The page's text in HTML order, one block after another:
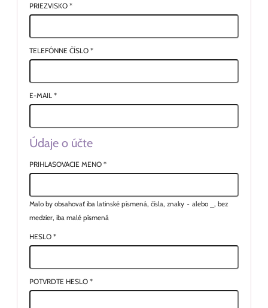
PRIEZVISKO *
TELEFÓNNE ČÍSLO *
E-MAIL *
Údaje o účte
PRIHLASOVACIE MENO *
Malo by obsahovať iba latinské písmená, čísla, znaky - alebo
, bez
medzier, iba malé písmená
HESLO *
POTVRDTE HESLO *